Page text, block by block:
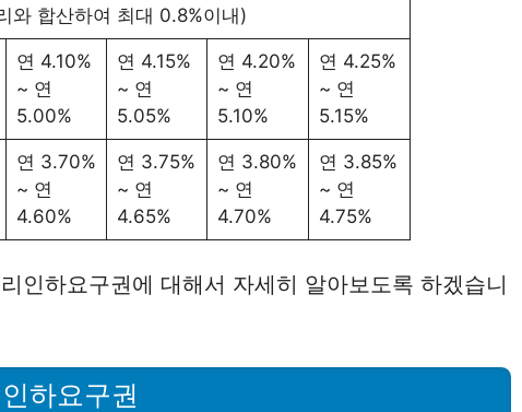
와 합산하여 최대 0.8%이내)
연 4.10%
~ 연
5.00%
연 4.15%
~ 연
5.05%
연 4.20%
~ 연
5.10%
연 4.25%
~ 연
5.15%
연 3.70%
~ 연
4.60%
연 3.75%
~ 연
4.65%
연 3.80%
~ 연
4.70%
연 3.85%
~ 연
4.75%
인하요구권에 대해서 자세히 알아보도록 하겠습니
하요구권